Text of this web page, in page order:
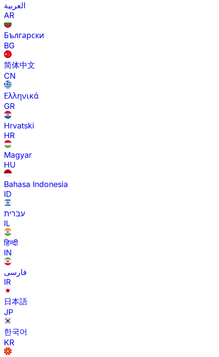
العربية
AR
Български
BG
简体中文
CN
Ελληνικά
GR
Hrvatski
HR
Magyar
HU
Bahasa Indonesia
ID
עברית
IL
हिन्दी
IN
فارسی
IR
日本語
JP
한국어
KR